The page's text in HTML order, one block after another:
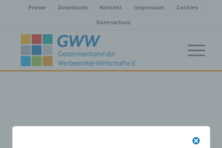
Presse Downloads Kontakt Impressum
Cookies
Datenschutz